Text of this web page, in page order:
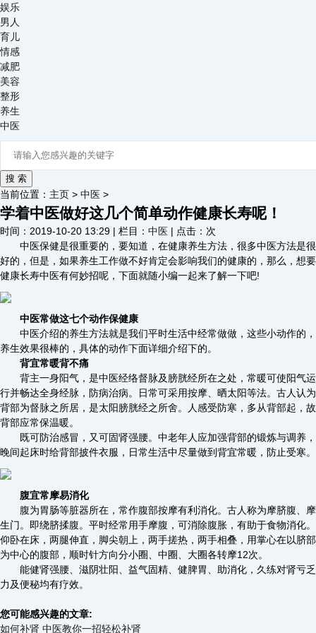
娱乐
男人
育儿
情感
减肥
美容
整形
养生
中医
当前位置： 主页 > 中医 >
学着中医做好这几个简单动作健康长寿呢！
时间：2019-10-20 13:29 | 栏目： 中医 | 点击： 次
中医保健是很重要的，要知道，在健康养生方法，很多中医方法是很
好的，但是，如果养生工作做不好肯定会影响我们的健康的，那么，想要
健康长寿中医有何妙招呢，下面就随小编一起来了解一下吧!
中医常做这七个动作保健康
中医介绍的养生方法就是我们平时生活中经常做做，这些小动作的，
养生效果很棒的，具体的动作下面详细介绍下的。
背宜常暖背不痛
背主一身阳气，是中医经络督脉及膀胱经所在之处，常暖可使阳气运
行并畅达全身经脉，防病治病。日常可采用按摩、晒太阳等法。古人认为
背部为督脉之所居，是太阳膀胱经之所舍。人感受防寒，多从背部起，故
背部应常保温暖。
既可防治感冒，又可固肾强腰。中老年人应加强背部的锻炼与调养，
晚间起床时给背部披件衣服，日常生活中尽量做到背宜常暖，防止受寒。
腹宜常摩易消化
腹为胃肠等脏器所在，常作腹部按摩有利消化。古人称为摩脐腹、摩
生门。即绕脐揉腹。平时经常用手摩腹，可消除腹胀，有助于食物消化。
仰卧在床，两腿伸直，脚尖朝上，两手搓热，两手相叠，用掌心在以脐部
为中心的腹部，顺时针方向分小圈、中圈、大圈各转摩12次。
能健肾强腰、滋阴壮阳、益气固精、健脾胃、助消化，久练对肾亏乏
力及便秘均有疗效。
您可能感兴趣的文章:
如何补肾 中医教你一招轻松补肾